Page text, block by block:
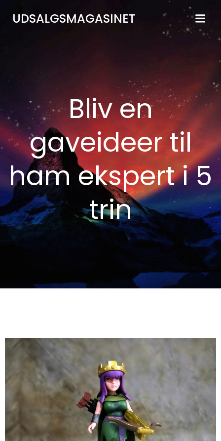
til
UDSALGSMAGASINET
Bliv en
gaveideer til
ham ekspert i 5
trin